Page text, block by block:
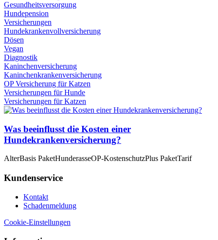
Gesundheitsversorgung
Hundepension
Versicherungen
Hundekrankenvollversicherung
Dösen
Vegan
Diagnostik
Kaninchenversicherung
Kaninchenkrankenversicherung
OP Versicherung für Katzen
Versicherungen für Hunde
Versicherungen für Katzen
Was beeinflusst die Kosten einer
Hundekrankenversicherung?
AlterBasis PaketHunderasseOP-KostenschutzPlus PaketTarif
Kundenservice
Kontakt
Schadenmeldung
Cookie-Einstellungen